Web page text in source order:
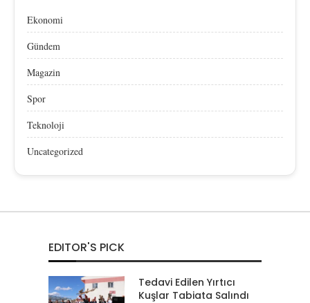
Ekonomi
Gündem
Magazin
Spor
Teknoloji
Uncategorized
EDITOR'S PICK
Tedavi Edilen Yırtıcı
Kuşlar Tabiata Salındı